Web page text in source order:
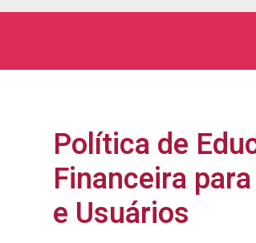
Política de
Financeira
e Usuários